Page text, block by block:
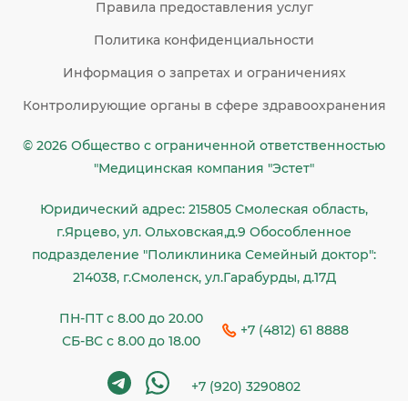
Правила предоставления услуг
Политика конфиденциальности
Информация о запретах и ограничениях
Контролирующие органы в сфере здравоохранения
© 2026 Общество c ограниченной ответственностью
"Медицинская компания "Эстет"
Юридический адрес: 215805 Смолеская область,
г.Ярцево, ул. Ольховская,д.9 Обособленное
подразделение "Поликлиника Семейный доктор":
214038, г.Смоленск, ул.Гарабурды, д.17Д
ПН-ПТ с 8.00 до 20.00
СБ-ВС с 8.00 до 18.00
+7 (4812) 61 8888
+7 (920) 3290802